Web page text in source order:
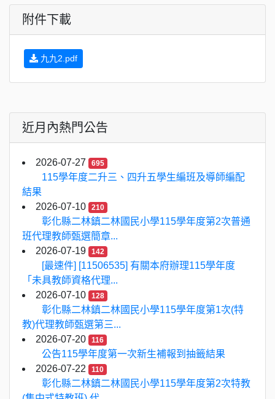
附件下載
九九2.pdf
近月內熱門公告
2026-07-27 695
115學年度二升三、四升五學生編班及導師編配
結果
2026-07-10
210
彰化縣二林鎮二林國民小學115學年度第2次普通
班代理教師甄選簡章...
2026-07-19
142
[最速件] [11506535] 有關本府辦理115學年度
「未具教師資格代理...
2026-07-10
128
彰化縣二林鎮二林國民小學115學年度第1次(特
教)代理教師甄選第三...
2026-07-20
116
公告115學年度第一次新生補報到抽籤結果
2026-07-22
110
彰化縣二林鎮二林國民小學115學年度第2次特教